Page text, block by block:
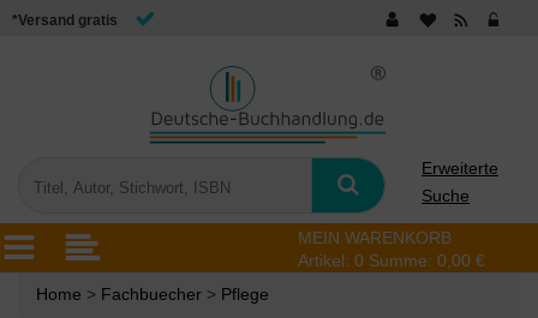
*Versand gratis
Erweiterte
Suche
MEIN WARENKORB
Artikel: 0 Summe: 0,00 €
Home > Fachbuecher > Pflege